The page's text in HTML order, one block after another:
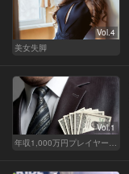
Vol.4
美女失脚
Vol.1
年収1,000万円プレイヤーの家計簿